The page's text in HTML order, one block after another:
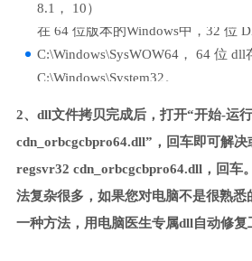
8.1， 10）
在 64 位版本的Windows中，32 位
C:\Windows\SysWOW64， 64 位 dll
C:\Windows\System32。
2、dll文件拷贝完成后，打开“开始-运
cdn_orbcgcbpro64.dll”，回车即可解
regsvr32 cdn_orbcgcbpro64.dll，回车
法复杂很多，如果您对电脑不是很熟悉
一种方法，用电脑医生专属dll自动修复